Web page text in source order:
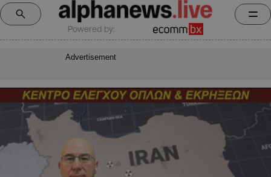
Powered by:
Advertisement